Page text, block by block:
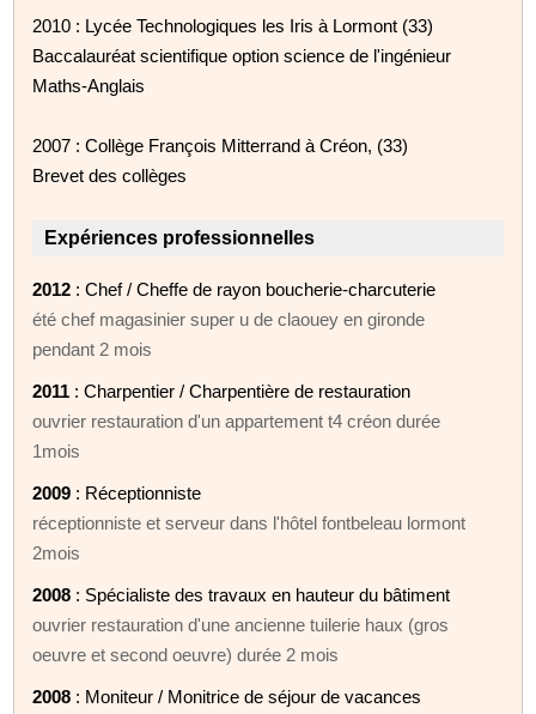
2010 : Lycée Technologiques les Iris à Lormont (33)
Baccalauréat scientifique option science de l'ingénieur
Maths-Anglais
2007 : Collège François Mitterrand à Créon, (33)
Brevet des collèges
Expériences professionnelles
2012 : Chef / Cheffe de rayon boucherie-charcuterie
été chef magasinier super u de claouey en gironde
pendant 2 mois
2011 : Charpentier / Charpentière de restauration
ouvrier restauration d'un appartement t4 créon durée
1mois
2009 : Réceptionniste
réceptionniste et serveur dans l'hôtel fontbeleau lormont
2mois
2008 : Spécialiste des travaux en hauteur du bâtiment
ouvrier restauration d'une ancienne tuilerie haux (gros
oeuvre et second oeuvre) durée 2 mois
2008 : Moniteur / Monitrice de séjour de vacances